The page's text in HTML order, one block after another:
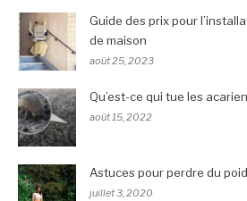
Guide des prix pour
de maison
août 25, 2023
Qu’est-ce qui tue les
août 15, 2022
Astuces pour perdre du
juillet 3, 2020